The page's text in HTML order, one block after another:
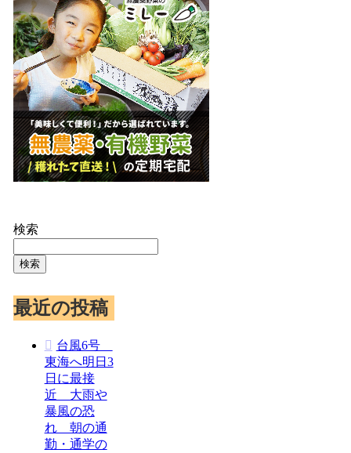
検索
検索
最近の投稿
台風6号
東海へ明日3
日に最接
近 大雨や
暴風の恐
れ 朝の通
勤・通学の